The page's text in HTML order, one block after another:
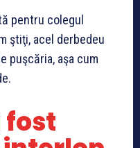
pentru colegul
ştiţi, acel derbedeu
puşcăria, aşa cum
fost